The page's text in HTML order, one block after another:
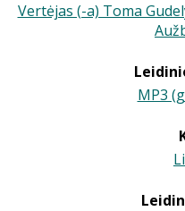
Vertėjas (-a) Toma
MP3